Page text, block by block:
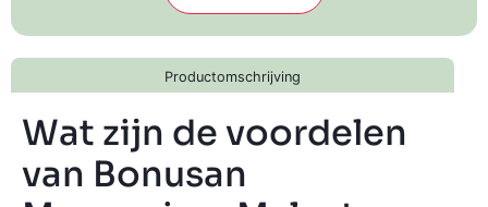
Productomschrijving
Wat zijn de voordelen
van Bonusan